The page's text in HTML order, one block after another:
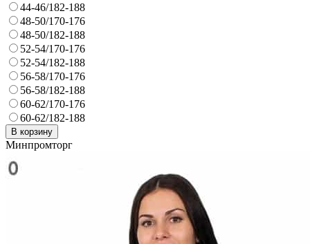
44-46/182-188
48-50/170-176
48-50/182-188
52-54/170-176
52-54/182-188
56-58/170-176
56-58/182-188
60-62/170-176
60-62/182-188
В корзину
Минпромторг